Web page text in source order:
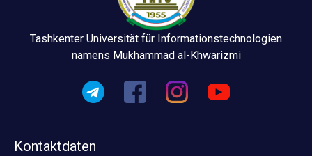
Tashkenter Universität für Informationstechnologien
namens Mukhammad al-Khwarizmi
Kontaktdaten